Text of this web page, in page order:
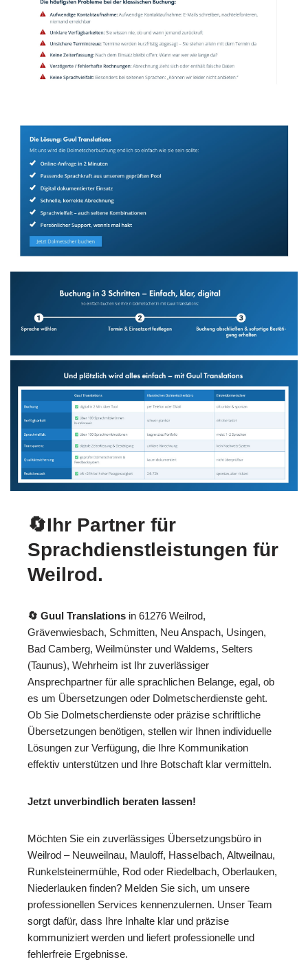
🔄Ihr Partner für
Sprachdienstleistungen für
Weilrod.
🔄 Guul Translations in 61276 Weilrod,
Grävenwiesbach, Schmitten, Neu Anspach, Usingen,
Bad Camberg, Weilmünster und Waldems, Selters
(Taunus), Wehrheim ist Ihr zuverlässiger
Ansprechpartner für alle sprachlichen Belange, egal, ob
es um Übersetzungen oder Dolmetscherdienste geht.
Ob Sie Dolmetscherdienste oder präzise schriftliche
Übersetzungen benötigen, stellen wir Ihnen individuelle
Lösungen zur Verfügung, die Ihre Kommunikation
effektiv unterstützen und Ihre Botschaft klar vermitteln.
Jetzt unverbindlich beraten lassen!
Möchten Sie ein zuverlässiges Übersetzungsbüro in
Weilrod – Neuweilnau, Mauloff, Hasselbach, Altweilnau,
Runkelsteinermühle, Rod oder Riedelbach, Oberlauken,
Niederlauken finden? Melden Sie sich, um unsere
professionellen Services kennenzulernen. Unser Team
sorgt dafür, dass Ihre Inhalte klar und präzise
kommuniziert werden und liefert professionelle und
fehlerfreie Ergebnisse.